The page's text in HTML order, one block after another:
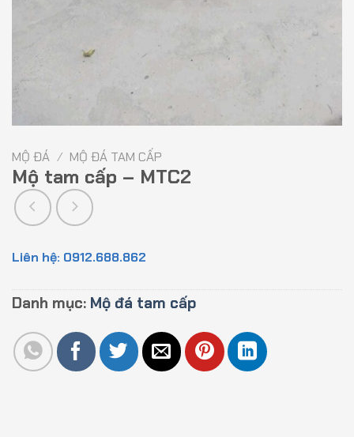
MỘ ĐÁ / MỘ ĐÁ TAM CẤP
Mộ tam cấp – MTC2
Liên hệ: 0912.688.862
Danh mục: Mộ đá tam cấp